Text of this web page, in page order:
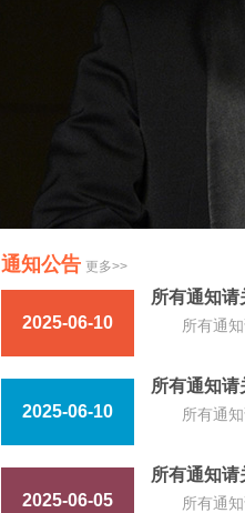
通知公告 更多>>
2025-06-10
所有通知
所有通
2025-06-10
所有通知
所有通
2025-06-05
所有通知
所有通